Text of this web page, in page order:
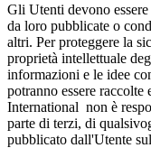
Gli Utenti devono
da loro pubblicate o
altri. Per proteggere la
proprietà intellettuale
informazioni e le idee
potranno essere
International non è
parte di terzi, di
pubblicato dall'Utente